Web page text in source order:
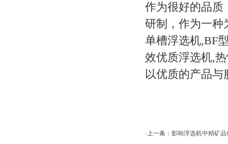
作为很好的品质
研制，作为一种
单槽浮选机,BF
效优质浮选机,
以优质的产品
·上一条： 影响浮选机中精矿品